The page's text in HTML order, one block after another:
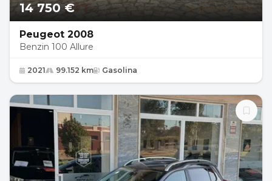
14 750 €
Peugeot 2008
Benzin 100 Allure
2021 99.152 km Gasolina